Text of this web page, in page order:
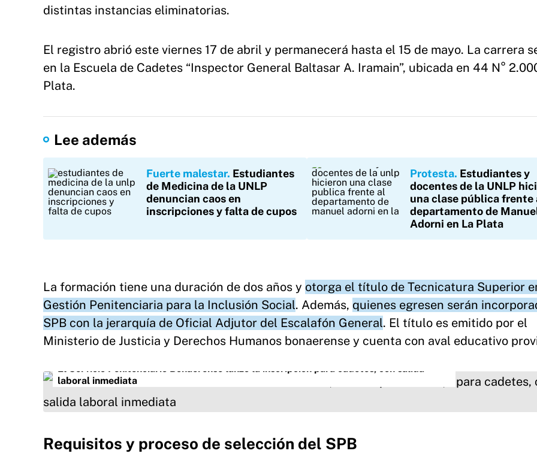
distintas instancias eliminatorias.
El registro abrió este viernes 17 de abril y permanecerá hasta el 15 de mayo. La carrera
en la Escuela de Cadetes “Inspector General Baltasar A. Iramain”, ubicada en 44 N°
Plata.
Lee además
Fuerte malestar Estudiantes
de Medicina de la UNLP
denuncian caos en
inscripciones y falta de cupos
Protesta Estudiantes y
docentes de la UNLP
una clase pública frente
departamento de
Adorni en La Plata
La formación tiene una duración de dos años y otorga el título de Tecnicatura Superior
Gestión Penitenciaria para la Inclusión Social. Además, quienes egresen serán
SPB con la jerarquía de Oficial Adjutor del Escalafón General. El título es emitido por el
Ministerio de Justicia y Derechos Humanos bonaerense y cuenta con aval educativo
El Servicio Penitenciario Bonaerense lanzó la inscripción para cadetes, con salida
laboral inmediata
Requisitos y proceso de selección del SPB